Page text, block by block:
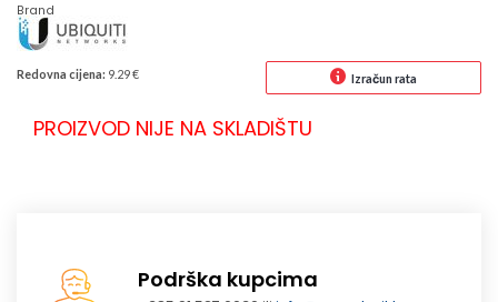
Brand
Redovna cijena: 9.29 € Izračun rata
PROIZVOD NIJE NA SKLADIŠTU
Podrška kupcima